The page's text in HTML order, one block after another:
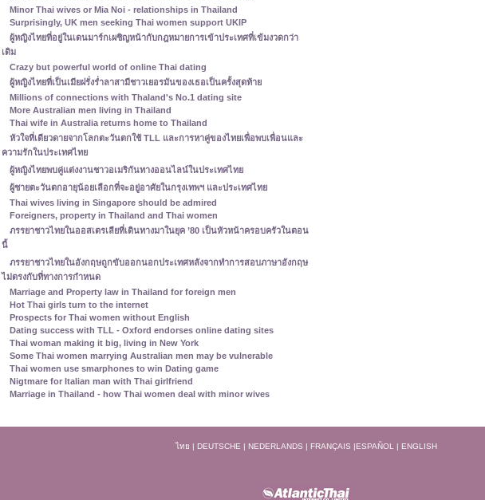
Minor Thai wives or Mia Noi - relationships in Thailand
Surprisingly, UK men seeking Thai women support UKIP
ผู้หญิงไทยที่อยู่ในเดนมาร์กเผชิญหน้ากับกฎหมายการเข้าประเทศที่เข้มงวดกว่า
เดิม
Crazy but powerful world of online Thai dating
ผู้หญิงไทยที่เป็นเมียฝรั่งร่ำลาสามีชาวเยอรมันของเธอเป็นครั้งสุดท้าย
Millions of connections with Thaland's No.1 dating site
More Australian men living in Thailand
Thai wife in Australia returns home to Thailand
หัวใจที่เดียวดายจากโลกตะวันตกใช้ TLL และการหาคู่ของไทยเพื่อพบเพื่อนและ
ความรักในประเทศไทย
ผู้หญิงไทยพบคู่แต่งงานชาวอเมริกันทางออนไลน์ในประเทศไทย
ผู้ชายตะวันตกอายุน้อยเลือกที่จะอยู่อาศัยในกรุงเทพฯ และประเทศไทย
Thai wives living in Singapore should be admired
Foreigners, property in Thailand and Thai women
ภรรยาชาวไทยในออสเตรเลียที่เดินทางมาในยุค ’80 เป็นหัวหน้าครอบครัวในตอน
นี้
ภรรยาชาวไทยในอังกฤษถูกขับออกนอกประเทศหลังจากทำการสอบภาษาอังกฤษ
ไม่ตรงกับที่ทางการกำหนด
Marriage and Property law in Thailand for foreign men
Hot Thai girls turn to the internet
Prospects for Thai women without English
Dating success with TLL - Oxford endorses online dating sites
Thai woman making it big, living in New York
Some Thai women marrying Australian men may be vulnerable
Thai women use smarphones to win Dating game
Nigtmare for Italian man with Thai girlfriend
Marriage in Thailand - how Thai women deal with minor wives
ไทย | DEUTSCHE | NEDERLANDS | FRANÇAIS |ESPAÑOL | ENGLISH